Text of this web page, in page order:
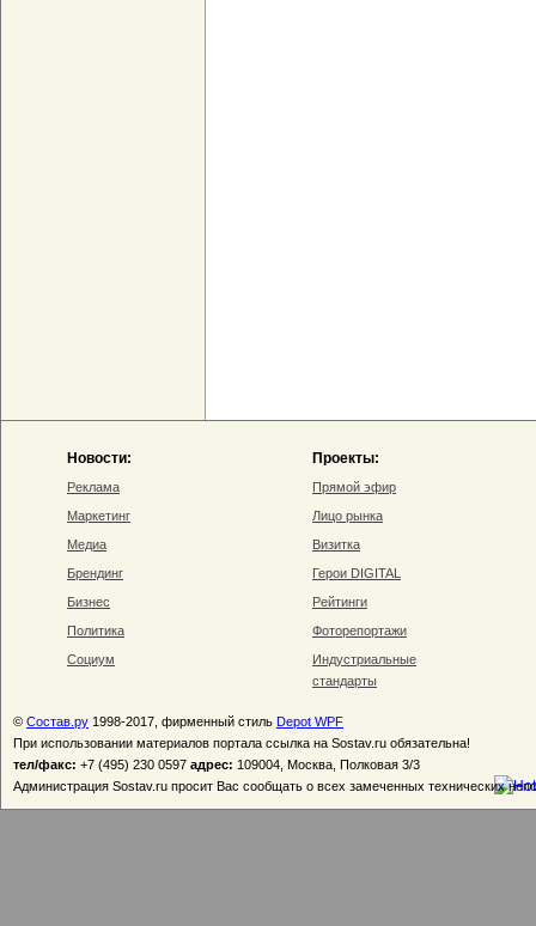
Новости:
Реклама
Маркетинг
Медиа
Брендинг
Бизнес
Политика
Социум
Проекты:
Прямой эфир
Лицо рынка
Визитка
Герои DIGITAL
Рейтинги
Фоторепортажи
Индустриальные
стандарты
© Состав.ру 1998-2017, фирменный стиль Depot WPF
При использовании материалов портала ссылка на Sostav.ru обязательна!
тел/факс: +7 (495) 230 0597 адрес: 109004, Москва, Полковая 3/3
Администрация Sostav.ru просит Вас сообщать о всех замеченных технических